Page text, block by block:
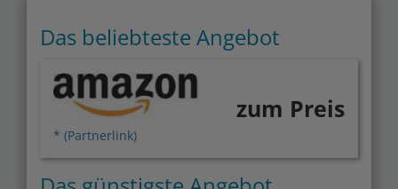
Das beliebteste Angebot
* (Partnerlink)
zum Preis